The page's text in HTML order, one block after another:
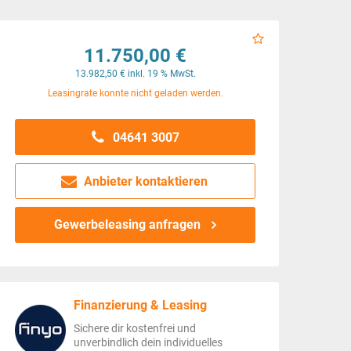
11.750,00 €
13.982,50 € inkl. 19 % MwSt.
Leasingrate konnte nicht geladen werden.
04641 3007
Anbieter kontaktieren
Gewerbeleasing anfragen
Finanzierung & Leasing
Sichere dir kostenfrei und
unverbindlich dein individuelles